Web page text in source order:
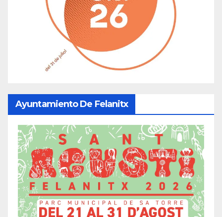
Ayuntamiento De Felanitx